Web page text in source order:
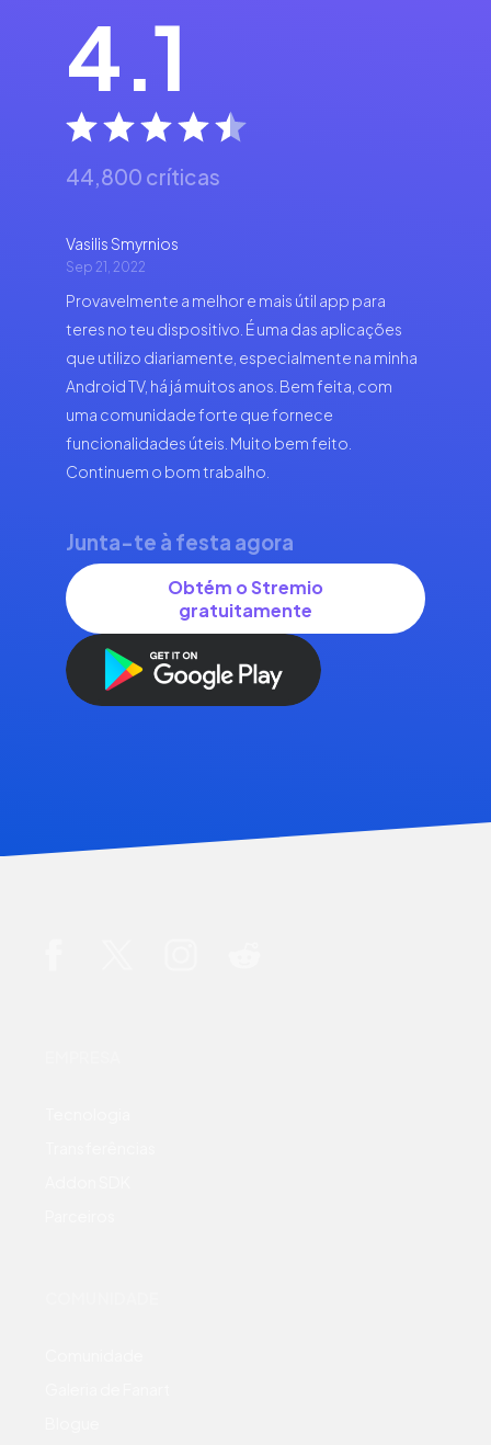
4.1
44,800 críticas
Vasilis Smyrnios
Sep 21, 2022
Provavelmente a melhor e mais útil app para
teres no teu dispositivo. É uma das aplicações
que utilizo diariamente, especialmente na minha
Android TV, há já muitos anos. Bem feita, com
uma comunidade forte que fornece
funcionalidades úteis. Muito bem feito.
Continuem o bom trabalho.
Junta-te à festa agora
Obtém o Stremio
gratuitamente